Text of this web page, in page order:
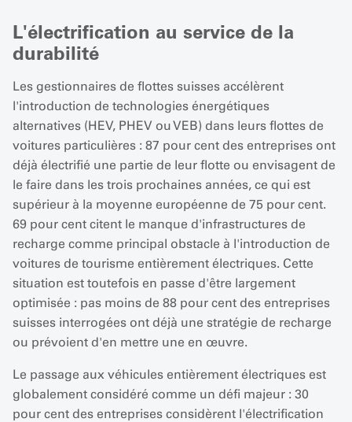
L'électrification au service de la
durabilité
Les gestionnaires de flottes suisses accélèrent
l'introduction de technologies énergétiques
alternatives (HEV, PHEV ou VEB) dans leurs flottes de
voitures particulières : 87 pour cent des entreprises ont
déjà électrifié une partie de leur flotte ou envisagent de
le faire dans les trois prochaines années, ce qui est
supérieur à la moyenne européenne de 75 pour cent.
69 pour cent citent le manque d'infrastructures de
recharge comme principal obstacle à l'introduction de
voitures de tourisme entièrement électriques. Cette
situation est toutefois en passe d'être largement
optimisée : pas moins de 88 pour cent des entreprises
suisses interrogées ont déjà une stratégie de recharge
ou prévoient d'en mettre une en œuvre.
Le passage aux véhicules entièrement électriques est
globalement considéré comme un défi majeur : 30
pour cent des entreprises considèrent l'électrification